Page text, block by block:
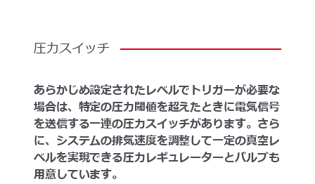
圧力スイッチ
あらかじめ設定されたレベルでトリガーが必要な
場合は、特定の圧力閾値を超えたときに電気信号
を送信する一連の圧力スイッチがあります。さら
に、システムの排気速度を調整して一定の真空レ
ベルを実現できる圧力レギュレーターとバルブも
用意しています。